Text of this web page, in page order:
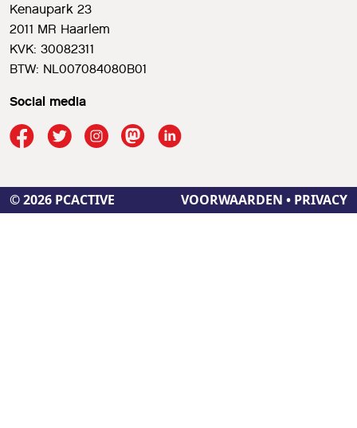
Kenaupark 23
2011 MR Haarlem
KVK: 30082311
BTW: NL007084080B01
Social media
© 2026 PCACTIVE VOORWAARDEN • PRIVACY